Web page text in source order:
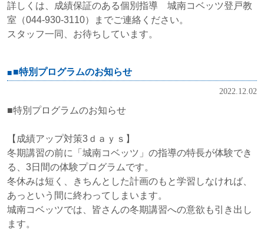
詳しくは、成績保証のある個別指導 城南コベッツ登戸教
室（044-930-3110）までご連絡ください。
スタッフ一同、お待ちしています。
■特別プログラムのお知らせ
2022.12.02
■特別プログラムのお知らせ
【成績アップ対策3ｄａｙｓ】
冬期講習の前に「城南コベッツ」の指導の特長が体験でき
る、3日間の体験プログラムです。
冬休みは短く、きちんとした計画のもと学習しなければ、
あっという間に終わってしまいます。
城南コベッツでは、皆さんの冬期講習への意欲も引き出し
ます。